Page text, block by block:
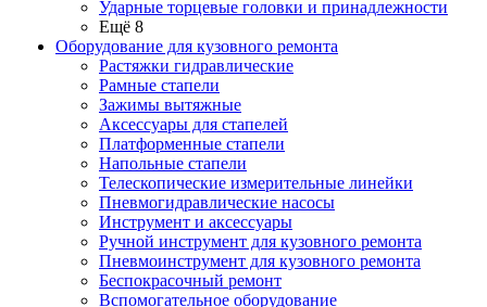
Ударные торцевые головки и принадлежности
Ещё 8
Оборудование для кузовного ремонта
Растяжки гидравлические
Рамные стапели
Зажимы вытяжные
Аксессуары для стапелей
Платформенные стапели
Напольные стапели
Телескопические измерительные линейки
Пневмогидравлические насосы
Инструмент и аксессуары
Ручной инструмент для кузовного ремонта
Пневмоинструмент для кузовного ремонта
Беспокрасочный ремонт
Вспомогательное оборудование